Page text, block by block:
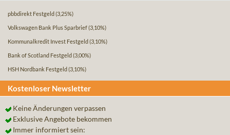
pbbdirekt Festgeld (3,25%)
Volkswagen Bank Plus Sparbrief(3,10%)
Kommunalkredit Invest Festgeld (3,10%)
Bank of Scotland Festgeld (3,00%)
HSH Nordbank Festgeld (3,10%)
Kostenloser Newsletter
Keine Änderungen verpassen
Exklusive Angebote bekommen
Immer informiert sein: